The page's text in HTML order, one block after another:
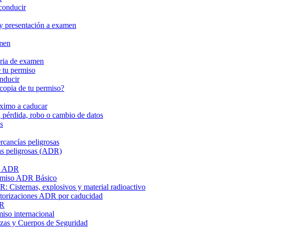
presentación a examen
de examen
tu permiso
de tu permiso?
a caducar
robo o cambio de datos
peligrosas
peligrosas (ADR)
ADR
ADR Básico
Cisternas, explosivos y material radioactivo
ADR por caducidad
internacional
y Cuerpos de Seguridad